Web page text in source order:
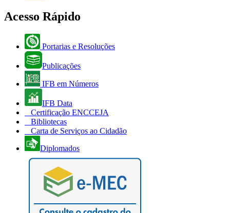
Acesso Rápido
Portarias e Resoluções
Publicações
IFB em Números
IFB Data
Certificação ENCCEJA
Bibliotecas
Carta de Serviços ao Cidadão
Diplomados